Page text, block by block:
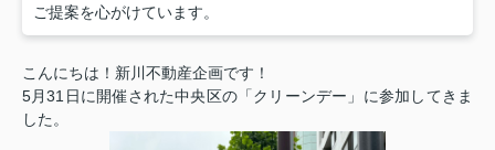
ご提案を心がけています。
こんにちは！新川不動産企画です！
5月31日に開催された中央区の「クリーンデー」に参加してきま
した。